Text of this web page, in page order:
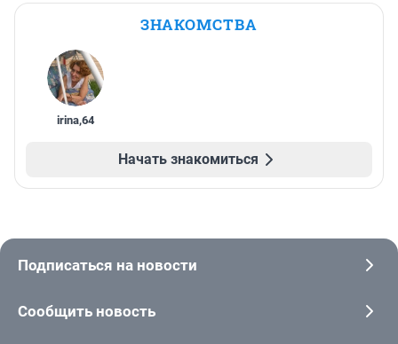
ЗНАКОМСТВА
irina,64
Начать знакомиться
Подписаться на новости
Сообщить новость